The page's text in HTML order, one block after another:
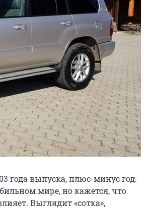
года выпуска, плюс-минус год.
мире, но кажется, что
Выглядит «сотка»,